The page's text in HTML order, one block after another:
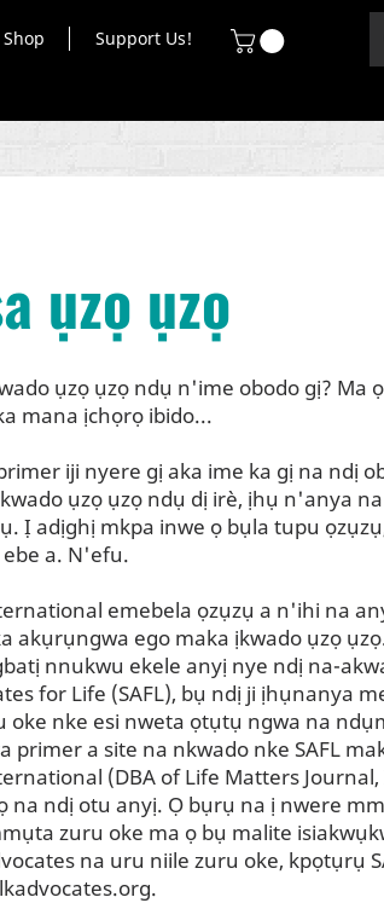
Shop Support Us!
ụzọ ụzọ
ụzọ ụzọ ndụ n'ime obodo gị? Ma
mana ịchọrọ ibido...
iji nyere gị aka ime ka gị na ndị
ụzọ ụzọ ndụ dị irè, ịhụ n'anya na
Ị adịghị mkpa inwe ọ bụla tupu
a. N'efu.
emebela ọzụzụ a n'ihi na
akụrụngwa ego maka ịkwado ụzọ
nnukwu ekele anyị nye ndị na-
for Life (SAFL), bụ ndị ji ịhụnanya
oke nke esi nweta ọtụtụ ngwa na
primer a site na nkwado nke SAFL
(DBA of Life Matters Journal,
na ndị otu anyị. Ọ bụrụ na ị nwere
zuru oke ma ọ bụ malite
na uru niile zuru oke, kpọtụrụ
.